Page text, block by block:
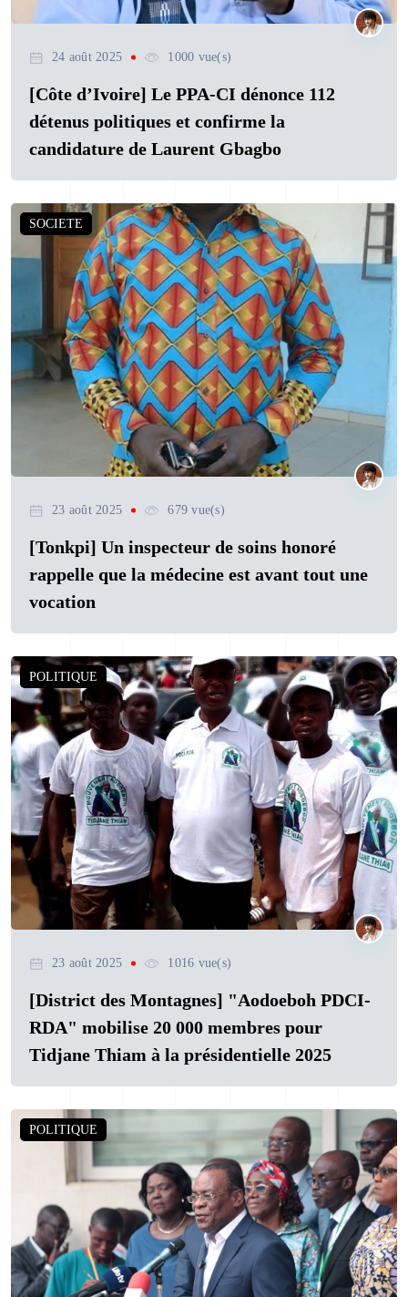
24 août 2025 1000 vue(s)
[Côte d’Ivoire] Le PPA-CI dénonce 112
détenus politiques et confirme la
candidature de Laurent Gbagbo
SOCIETE
23 août 2025 679 vue(s)
[Tonkpi] Un inspecteur de soins honoré
rappelle que la médecine est avant tout une
vocation
POLITIQUE
23 août 2025 1016 vue(s)
[District des Montagnes] "Aodoeboh PDCI-
RDA" mobilise 20 000 membres pour
Tidjane Thiam à la présidentielle 2025
POLITIQUE